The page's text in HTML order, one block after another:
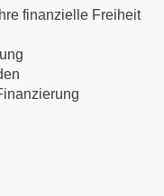
finanzielle Freiheit